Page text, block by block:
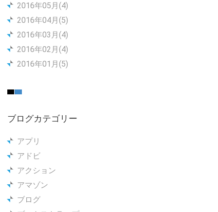
2016年05月(4)
2016年04月(5)
2016年03月(4)
2016年02月(4)
2016年01月(5)
ブログカテゴリー
アプリ
アドビ
アクション
アマゾン
ブログ